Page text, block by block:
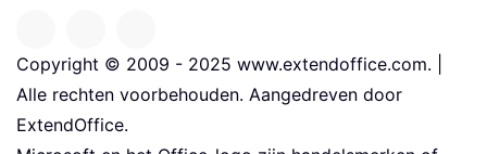
Copyright © 2009 - 2025 www.extendoffice.com. |
Alle rechten voorbehouden. Aangedreven door
ExtendOffice.